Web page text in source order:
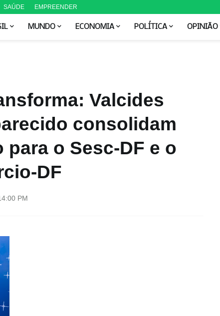
SAÚDE EMPREENDER
MUNDO ECONOMIA POLÍTICA OPINIÃO
Valcides
consolidam
o Sesc-DF e o
DF
PM